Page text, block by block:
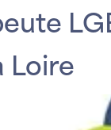
Loire